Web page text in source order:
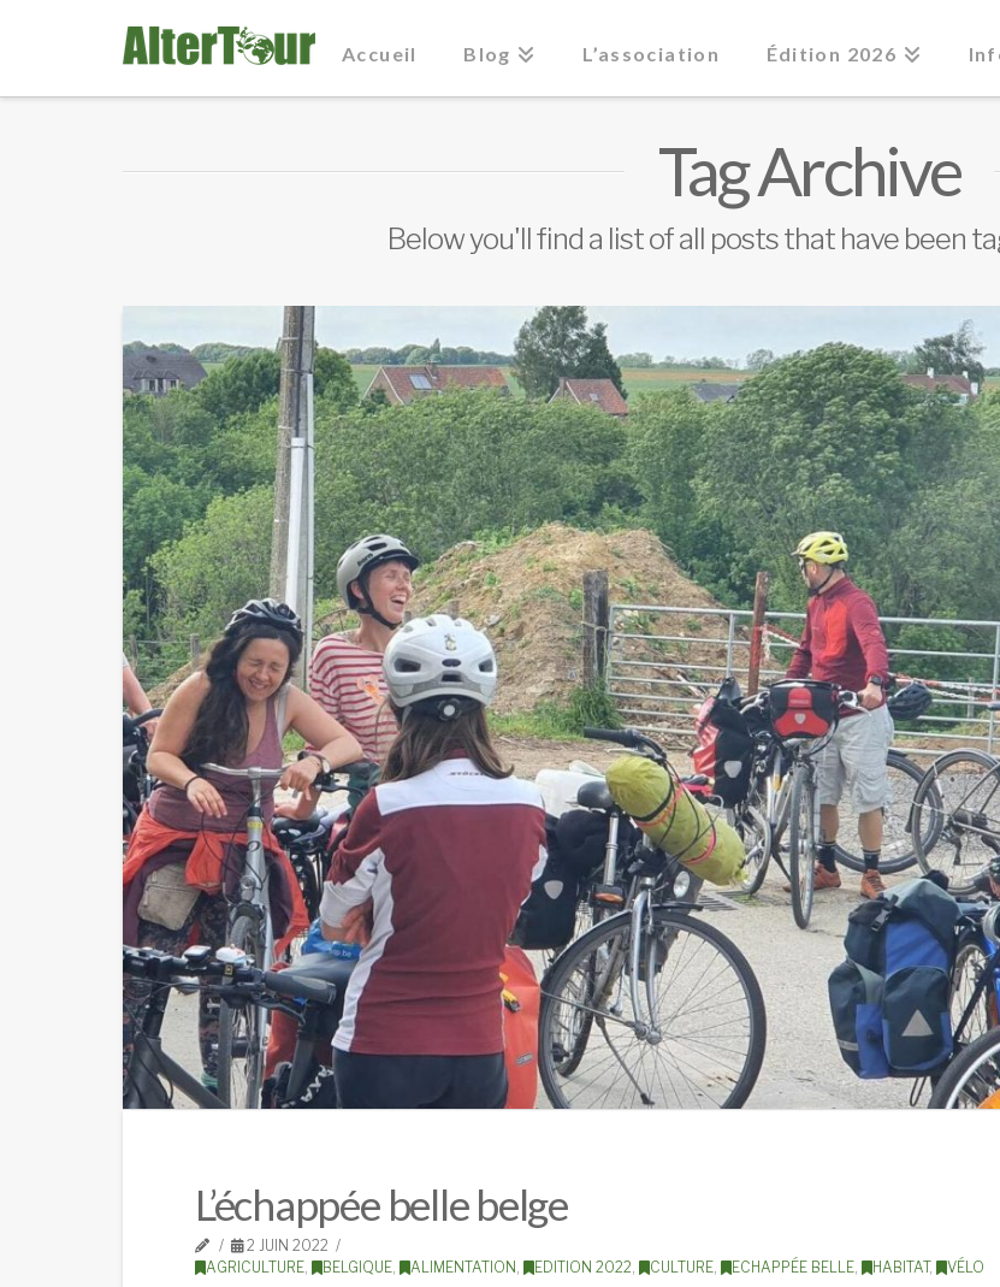
Accueil Blog L’association Édition 2026
Tag Archive
Below you'll find a list of all posts that have been
L’échappée belle belge
2 JUIN 2022
AGRICULTURE
BELGIQUE ALIMENTATION EDITION 2022 CULTURE ECHAPPÉE BELLE HABITAT, VÉLO